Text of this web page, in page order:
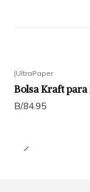
|UltraPaper
Bolsa Kraft
B/.84.95